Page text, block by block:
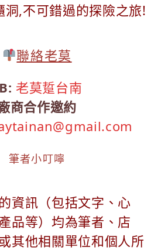
洞,不可錯過的探險之旅!
聯絡老莫
老莫踅台南
商合作邀約
筆者小叮嚀
資訊（包括文字、心
品等）均為筆者、店
其他相關單位和個人所